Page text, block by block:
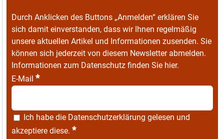
Durch Anklicken des Buttons „Anmelden“ erklären Sie
sich damit einverstanden, dass wir Ihnen regelmäßig
unsere aktuellen Artikel und Informationen zusenden. Sie
können sich jederzeit von diesem Newsletter abmelden.
Informationen zum Datenschutz finden Sie hier.
E-Mail *
Ich habe die Datenschutzerklärung gelesen und
akzeptiere diese. *